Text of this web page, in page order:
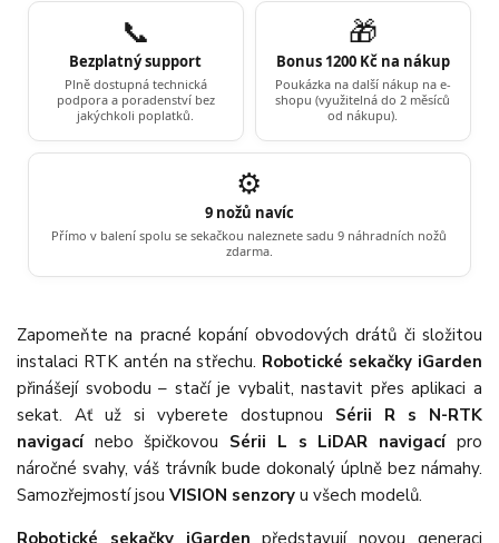
📞
Bezplatný support
Plně dostupná technická
podpora a poradenství bez
jakýchkoli poplatků.
🎁
Bonus 1200 Kč na nákup
Poukázka na další nákup na e-
shopu (využitelná do 2 měsíců
od nákupu).
⚙️
9 nožů navíc
Přímo v balení spolu se sekačkou naleznete sadu 9 náhradních nožů
zdarma.
Zapomeňte na pracné kopání obvodových drátů či složitou
instalaci RTK antén na střechu. Robotické sekačky iGarden
přinášejí svobodu – stačí je vybalit, nastavit přes aplikaci a
sekat. Ať už si vyberete dostupnou Sérii R s N-RTK
navigacínebo špičkovou Sérii L s LiDAR navigacípro
náročné svahy, váš trávník bude dokonalý úplně bez námahy.
Samozřejmostí jsou VISION senzory u všech modelů.
Robotické sekačky iGarden představují novou generaci